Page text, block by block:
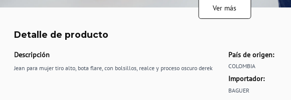
Ver más
Detalle de producto
Descripción
Jean para mujer tiro alto, bota flare, con bolsillos, realce y proceso oscuro derek
País de origen:
COLOMBIA
Importador:
BAGUER